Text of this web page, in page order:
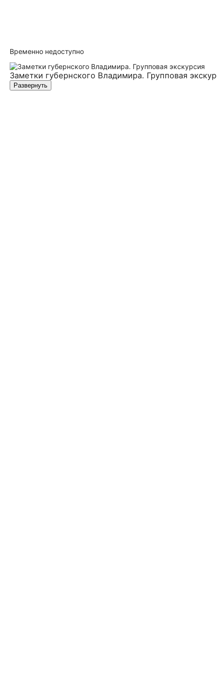
Временно недоступно
Заметки губернского Владимира. Групповая
Развернуть